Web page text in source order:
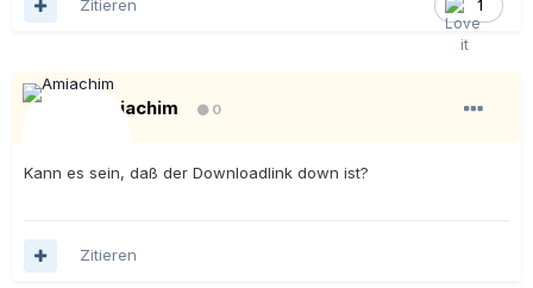
1
Zitieren
Amiachim 0
Kann es sein, daß der Downloadlink down ist?
Zitieren